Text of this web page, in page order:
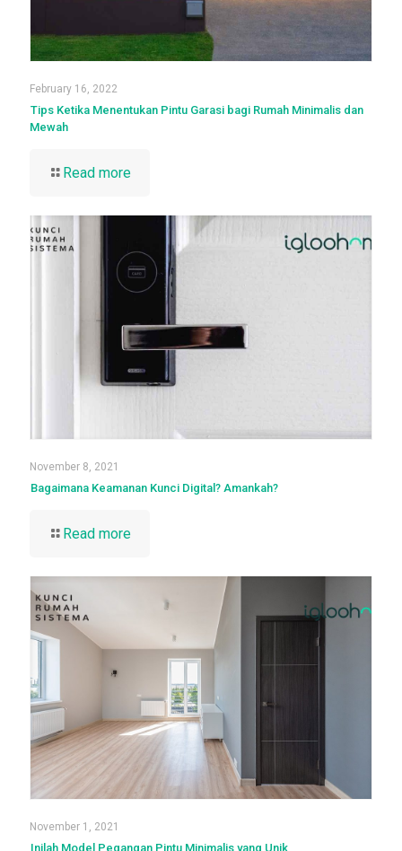
February 16, 2022
Tips Ketika Menentukan Pintu Garasi bagi Rumah Minimalis dan
Mewah
Read more
November 8, 2021
Bagaimana Keamanan Kunci Digital? Amankah?
Read more
November 1, 2021
Inilah Model Pegangan Pintu Minimalis yang Unik